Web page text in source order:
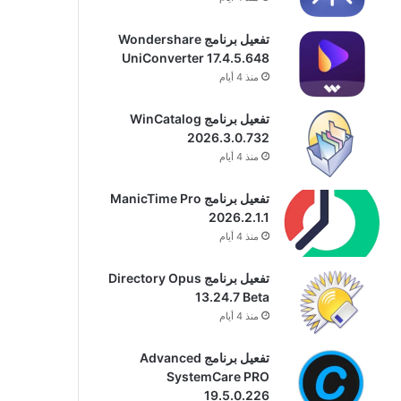
تفعيل برنامج Wondershare
UniConverter 17.4.5.648
منذ 4 أيام
تفعيل برنامج WinCatalog
2026.3.0.732
منذ 4 أيام
تفعيل برنامج ManicTime Pro
2026.2.1.1
منذ 4 أيام
تفعيل برنامج Directory Opus
13.24.7 Beta
منذ 4 أيام
تفعيل برنامج Advanced
SystemCare PRO
19.5.0.226